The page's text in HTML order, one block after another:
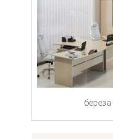
береза